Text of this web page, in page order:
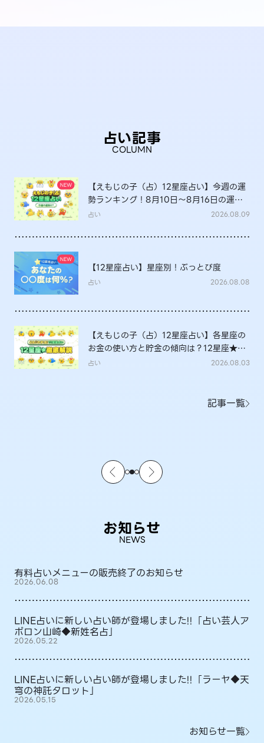
占い記事
COLUMN
【えもじの子（占）12星座占い】今週の運
勢ランキング！8月10日～8月16日の運勢
は？
占い 2026.08.09
【12星座占い】星座別！ぶっとび度
占い 2026.08.08
【えもじの子（占）12星座占い】各星座の
お金の使い方と貯金の傾向は？12星座★徹
底解説
占い 2026.08.03
記事一覧
お知らせ
NEWS
有料占いメニューの販売終了のお知らせ
2026.06.08
LINE占いに新しい占い師が登場しました!!「占い芸人ア
ポロン山崎◆新姓名占」
2026.05.22
LINE占いに新しい占い師が登場しました!!「ラーヤ◆天
穹の神託タロット」
2026.05.15
お知らせ一覧